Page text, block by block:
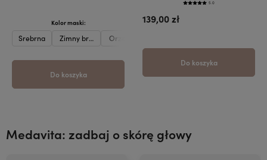
Do koszyka
Kolor maski:
Srebrna Zimny brąz Orzech laskowy
5.0
139,00 zł
Do koszyka
Medavita: zadbaj o skórę głowy